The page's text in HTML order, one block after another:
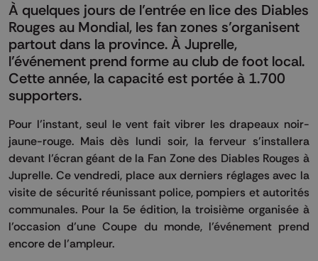
À quelques jours de l’entrée en lice des Diables
Rouges au Mondial, les fan zones s’organisent
partout dans la province. À Juprelle,
l’événement prend forme au club de foot local.
Cette année, la capacité est portée à 1.700
supporters.
Pour l’instant, seul le vent fait vibrer les drapeaux noir-
jaune-rouge. Mais dès lundi soir, la ferveur s’installera
devant l’écran géant de la Fan Zone des Diables Rouges à
Juprelle. Ce vendredi, place aux derniers réglages avec la
visite de sécurité réunissant police, pompiers et autorités
communales. Pour la 5e édition, la troisième organisée à
l’occasion d’une Coupe du monde, l’événement prend
encore de l’ampleur.